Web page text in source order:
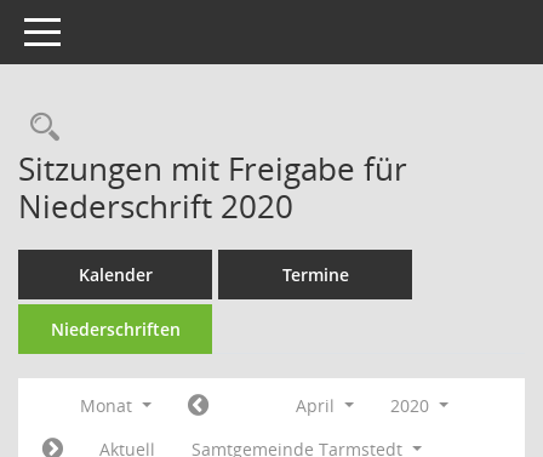
Toggle navigation
Rechercheauswahl
Sitzungen mit Freigabe für
Niederschrift 2020
Kalender Termine
Niederschriften
Monat April
2020
Aktuell
Samtgemeinde Tarmstedt